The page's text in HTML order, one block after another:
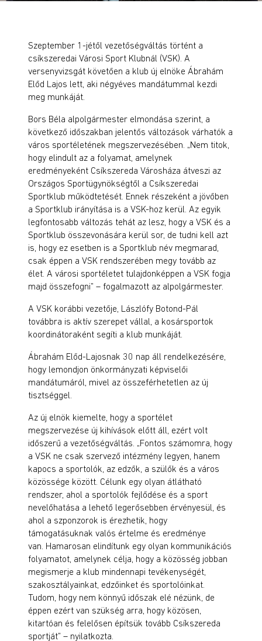
Szeptember 1-jétől vezetőségváltás történt a
csíkszeredai Városi Sport Klubnál (VSK). A
versenyvizsgát követően a klub új elnöke Ábrahám
Előd Lajos lett, aki négyéves mandátummal kezdi
meg munkáját.
Bors Béla alpolgármester elmondása szerint a
következő időszakban jelentős változások várhatók a
város sportéletének megszervezésében. „Nem titok,
hogy elindult az a folyamat, amelynek
eredményeként Csíkszereda Városháza átveszi az
Országos Sportügynökségtől a Csíkszeredai
Sportklub működtetését. Ennek részeként a jövőben
a Sportklub irányítása is a VSK-hoz kerül. Az egyik
legfontosabb változás tehát az lesz, hogy a VSK és a
Sportklub összevonására kerül sor, de tudni kell azt
is, hogy ez esetben is a Sportklub név megmarad,
csak éppen a VSK rendszerében megy tovább az
élet. A városi sportéletet tulajdonképpen a VSK fogja
majd összefogni” – fogalmazott az alpolgármester.
A VSK korábbi vezetője, Lászlófy Botond-Pál
továbbra is aktív szerepet vállal, a kosársportok
koordinátoraként segíti a klub munkáját.
Ábrahám Előd-Lajosnak 30 nap áll rendelkezésére,
hogy lemondjon önkormányzati képviselői
mandátumáról, mivel az összeférhetetlen az új
tisztséggel.
Az új elnök kiemelte, hogy a sportélet
megszervezése új kihívások előtt áll, ezért volt
időszerű a vezetőségváltás. „Fontos számomra, hogy
a VSK ne csak szervező intézmény legyen, hanem
kapocs a sportolók, az edzők, a szülők és a város
közössége között. Célunk egy olyan átlátható
rendszer, ahol a sportolók fejlődése és a sport
nevelőhatása a lehető legerősebben érvényesül, és
ahol a szponzorok is érezhetik, hogy
támogatásuknak valós értelme és eredménye
van. Hamarosan elindítunk egy olyan kommunikációs
folyamatot, amelynek célja, hogy a közösség jobban
megismerje a klub mindennapi tevékenységét,
szakosztályainkat, edzőinket és sportolóinkat.
Tudom, hogy nem könnyű időszak elé nézünk, de
éppen ezért van szükség arra, hogy közösen,
kitartóan és felelősen építsük tovább Csíkszereda
sportját” – nyilatkozta.